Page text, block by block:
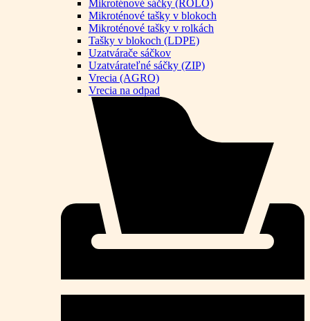
Mikroténové sáčky (ROLO)
Mikroténové tašky v blokoch
Mikroténové tašky v rolkách
Tašky v blokoch (LDPE)
Uzatvárače sáčkov
Uzatvárateľné sáčky (ZIP)
Vrecia (AGRO)
Vrecia na odpad